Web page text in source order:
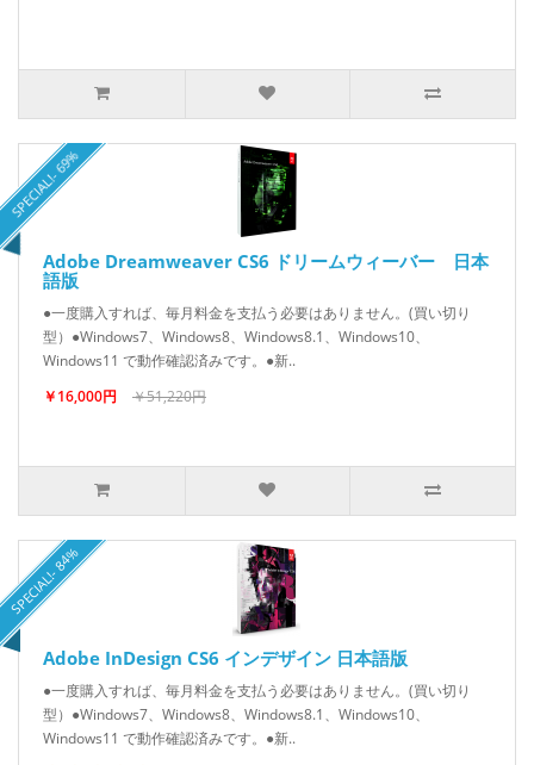
SPECIAL!- 69%
Adobe Dreamweaver CS6 ドリームウィーバー 日本
語版
●一度購入すれば、毎月料金を支払う必要はありません。(買い切り
型）●Windows7、Windows8、Windows8.1、Windows10、
Windows11 で動作確認済みです。●新..
￥16,000円
￥51,220円
SPECIAL!- 84%
Adobe InDesign CS6 インデザイン 日本語版
●一度購入すれば、毎月料金を支払う必要はありません。(買い切り
型）●Windows7、Windows8、Windows8.1、Windows10、
Windows11 で動作確認済みです。●新..